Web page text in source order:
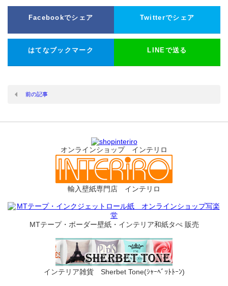
Facebookでシェア Twitterでシェア
はてなブックマーク LINEで送る
前の記事
オンラインショップ インテリロ
輸入壁紙専門店 インテリロ
MTテープ・ボーダー壁紙・インテリア和紙タぺ 販売
インテリア雑貨 Sherbet Tone(ｼｬｰﾍﾞｯﾄﾄｰﾝ)